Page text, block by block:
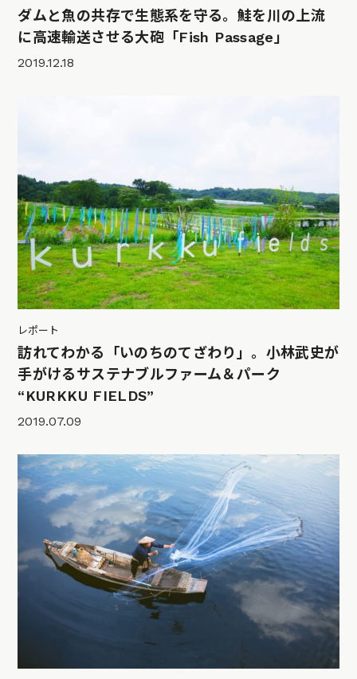
ダムと魚の共存で生態系を守る。鮭を川の上流
に高速輸送させる大砲「Fish Passage」
2019.12.18
レポート
訪れてわかる「いのちのてざわり」。小林武史が
手がけるサステナブルファーム＆パーク
“KURKKU FIELDS”
2019.07.09